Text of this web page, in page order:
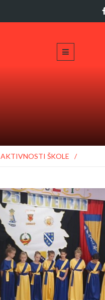
AKTIVNOSTI ŠKOLE /